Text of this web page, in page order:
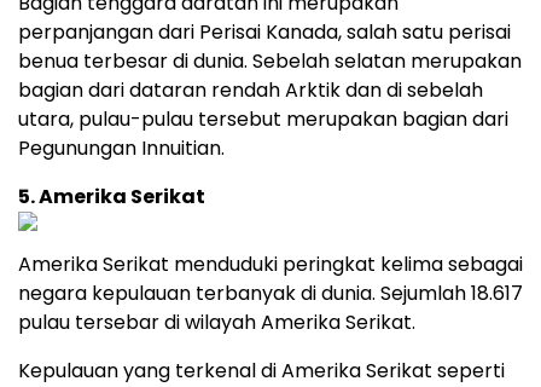
perpanjangan dari Perisai Kanada, salah satu perisai
benua terbesar di dunia. Sebelah selatan merupakan
bagian dari dataran rendah Arktik dan di sebelah
utara, pulau-pulau tersebut merupakan bagian dari
Pegunungan Innuitian.
5. Amerika Serikat
Amerika Serikat menduduki peringkat kelima sebagai
negara kepulauan terbanyak di dunia. Sejumlah 18.617
pulau tersebar di wilayah Amerika Serikat.
Kepulauan yang terkenal di Amerika Serikat seperti